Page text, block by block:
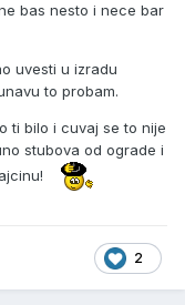
bas nesto i nece bar
uvesti u izradu
to probam.
ti bilo i cuvaj se to nije
stubova od ograde i
2